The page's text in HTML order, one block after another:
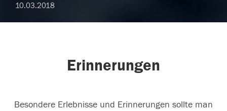
10.03.2018
Erinnerungen
Besondere Erlebnisse und Erinnerungen sollte man